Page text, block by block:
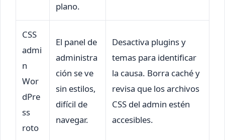
plano.
CSS
admi
n
Wor
dPre
ss
roto
El panel de
administra
ción se ve
sin estilos,
difícil de
navegar.
Desactiva plugins y
temas para identificar
la causa. Borra caché y
revisa que los archivos
CSS del admin estén
accesibles.